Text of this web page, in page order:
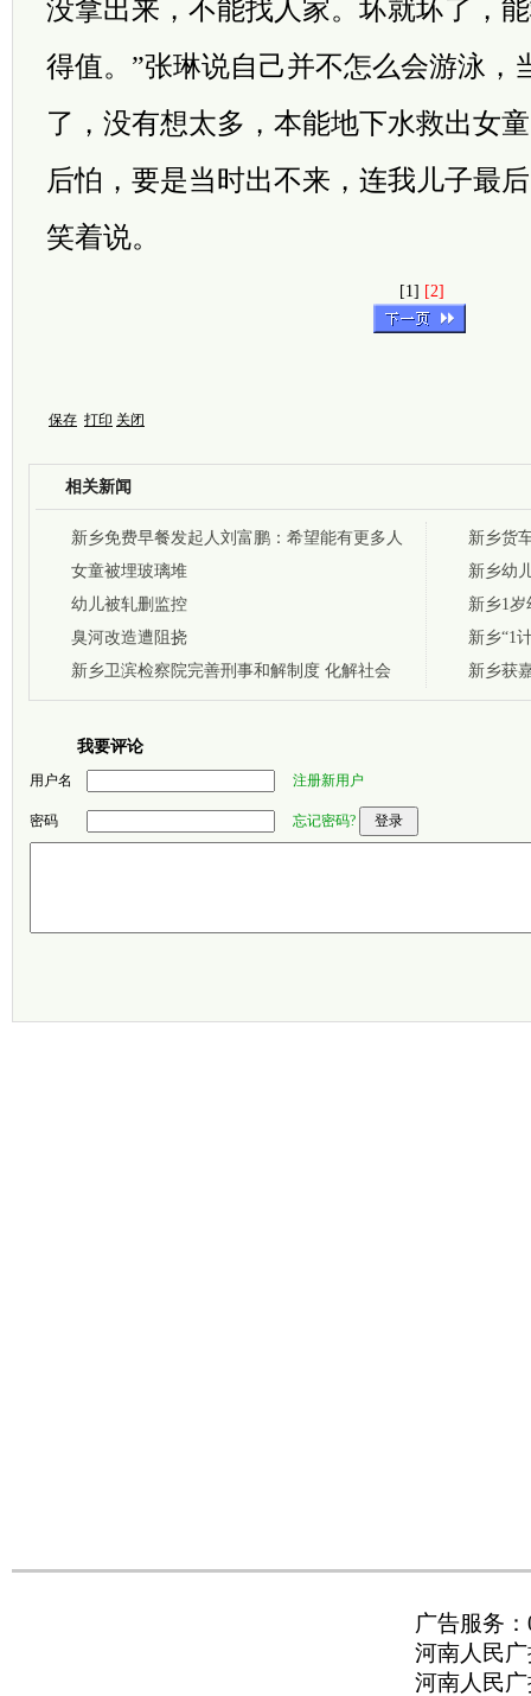
没拿出来，不能找人家。坏就坏了，
得值。”张琳说自己并不怎么会游泳，
了，没有想太多，本能地下水救出女
后怕，要是当时出不来，连我儿子最
笑着说。
[1] [2]
保存 打印 关闭
相关新闻
新乡免费早餐发起人刘富鹏：希望能有更多人
支持
女童被埋玻璃堆
幼儿被轧删监控
臭河改造遭阻挠
新乡卫滨检察院完善刑事和解制度 化解社会
矛盾
新乡货
亡
新乡幼
击者
新乡1岁
新乡“1
新乡获
我要评论
用户名 注册新用户
密码 忘记密码?
广告服务
河南人民
河南人民